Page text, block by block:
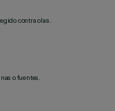
contra olas.
o fuentes.